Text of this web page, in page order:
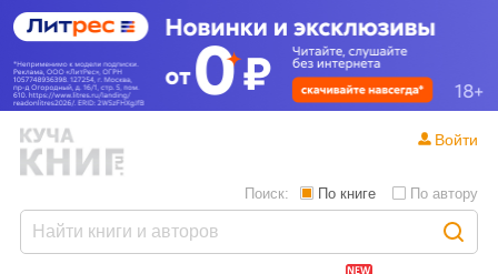
Поиск: По книге По автору
Войти